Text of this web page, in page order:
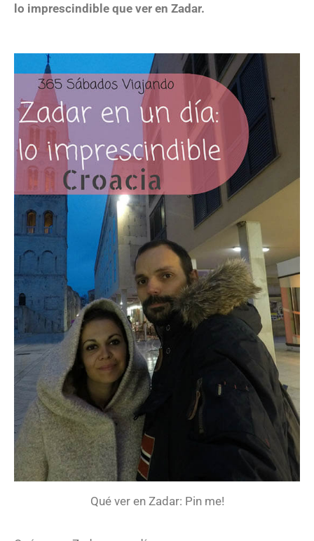
lo imprescindible que ver en Zadar.
Qué ver en Zadar: Pin me!